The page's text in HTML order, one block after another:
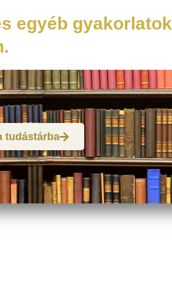
egyéb gyakorlatok
tudástárba